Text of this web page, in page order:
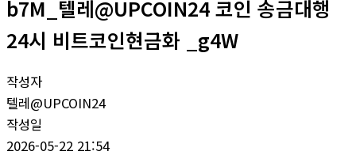
b7M_텔레@UPCOIN24 코인 송금대행
24시 비트코인현금화 _g4W
작성자
텔레@UPCOIN24
작성일
2026-05-22 21:54